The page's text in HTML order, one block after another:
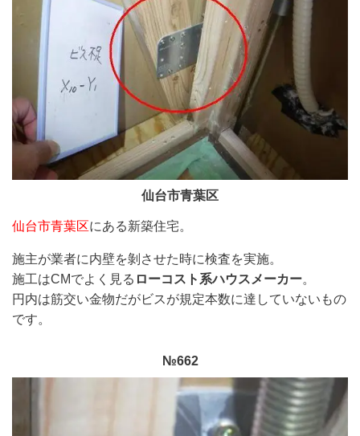
仙台市青葉区
仙台市青葉区にある新築住宅。
施主が業者に内壁を剝させた時に検査を実施。
施工はCMでよく見る ローコスト系ハウスメーカー。
円内は筋交い金物だがビスが規定本数に達していないもの
です。
№662